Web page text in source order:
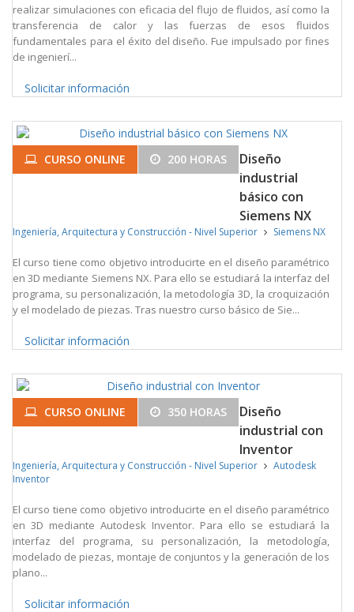
realizar simulaciones con eficacia del flujo de fluidos, así como la
transferencia de calor y las fuerzas de esos fluidos
fundamentales para el éxito del diseño. Fue impulsado por fines
de ingenierí...
Solicitar información
CURSO ONLINE 200 HORAS
Diseño
industrial
básico con
Siemens NX
Ingeniería, Arquitectura y Construcción - Nivel Superior Siemens NX
El curso tiene como objetivo introducirte en el diseño paramétrico
en 3D mediante Siemens NX. Para ello se estudiará la interfaz del
programa, su personalización, la metodología 3D, la croquización
y el modelado de piezas. Tras nuestro curso básico de Sie...
Solicitar información
CURSO ONLINE 350 HORAS
Diseño
industrial con
Inventor
Ingeniería, Arquitectura y Construcción - Nivel Superior
Autodesk
Inventor
El curso tiene como objetivo introducirte en el diseño paramétrico
en 3D mediante Autodesk Inventor. Para ello se estudiará la
interfaz del programa, su personalización, la metodología,
modelado de piezas, montaje de conjuntos y la generación de los
plano...
Solicitar información